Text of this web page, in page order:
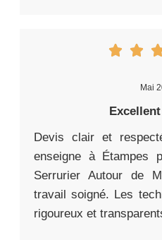
Mai
Devis clair et
enseigne à Étampes
Serrurier Autour de
travail soigné. Les
rigoureux et